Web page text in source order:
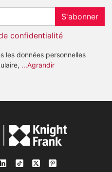
S'abonner
confidentialité
les données personnelles
...Agrandir